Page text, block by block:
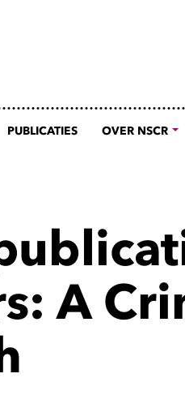
PUBLICATIES OVER NSCR
A